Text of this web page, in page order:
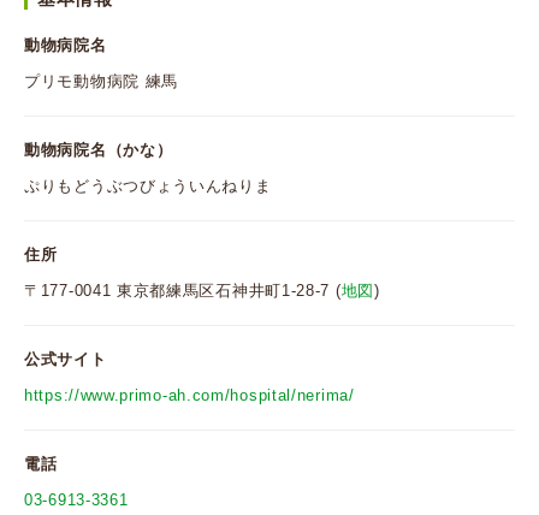
動物病院名
プリモ動物病院 練馬
動物病院名（かな）
ぷりもどうぶつびょういんねりま
住所
〒177-0041 東京都練馬区石神井町1-28-7 (地図)
公式サイト
https://www.primo-ah.com/hospital/nerima/
電話
03-6913-3361